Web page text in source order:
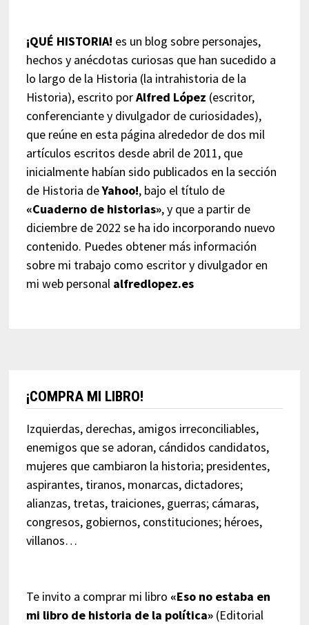
¡QUÉ HISTORIA! es un blog sobre personajes,
hechos y anécdotas curiosas que han sucedido a
lo largo de la Historia (la intrahistoria de la
Historia), escrito porAlfred López (escritor,
conferenciante y divulgador de curiosidades),
que reúne en esta página alrededor de dos mil
artículos escritos desde abril de 2011, que
inicialmente habían sido publicados en la sección
de Historia deYahoo!, bajo el título de
«Cuaderno de historias», y que a partir de
diciembre de 2022 se ha ido incorporando nuevo
contenido. Puedes obtener más información
sobre mi trabajo como escritor y divulgador en
mi web personal alfredlopez.es
¡COMPRA MI LIBRO!
Izquierdas, derechas, amigos irreconciliables,
enemigos que se adoran, cándidos candidatos,
mujeres que cambiaron la historia; presidentes,
aspirantes, tiranos, monarcas, dictadores;
alianzas, tretas, traiciones, guerras; cámaras,
congresos, gobiernos, constituciones; héroes,
villanos…
Te invito a comprar mi libro «Eso no estaba en
mi libro de historia de la política»(Editorial